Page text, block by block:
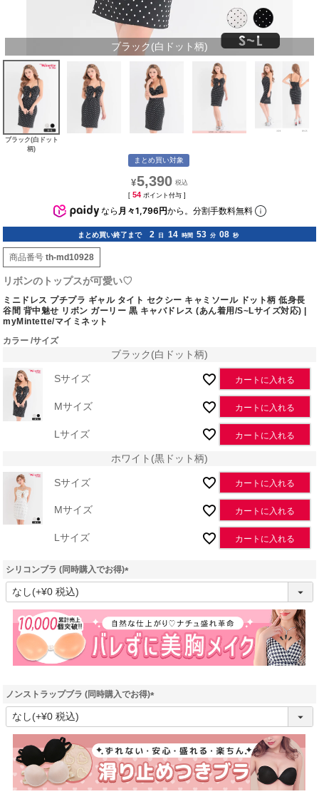
ブラック(白ドット柄)
ブラック(白ドット
柄)
まとめ買い対象
¥5,390
[ 54 ポイント付与 ]
なら 月々1,796円から。分割手数料無料
まとめ買い終了まで 2 日 14 時間 53 分 07 秒
商品番号 th-md10928
リボンのトップスが可愛い♡
ミニドレス プチプラ ギャル タイト セクシー キャミソール ドット柄 低身長
谷間 背中魅せ リボン ガーリー 黒 キャバドレス (あん着用/S~Lサイズ対応) |
myMintette/マイミネット
カラー サイズ
ブラック(白ドット柄)
Sサイズ カートに入れる
Mサイズ カートに入れる
Lサイズ カートに入れる
ホワイト(黒ドット柄)
Sサイズ カートに入れる
Mサイズ カートに入れる
Lサイズ カートに入れる
シリコンブラ (同時購入でお得)
(
須
)
ノンストラップブラ (同時購入でお得)
(
須
)